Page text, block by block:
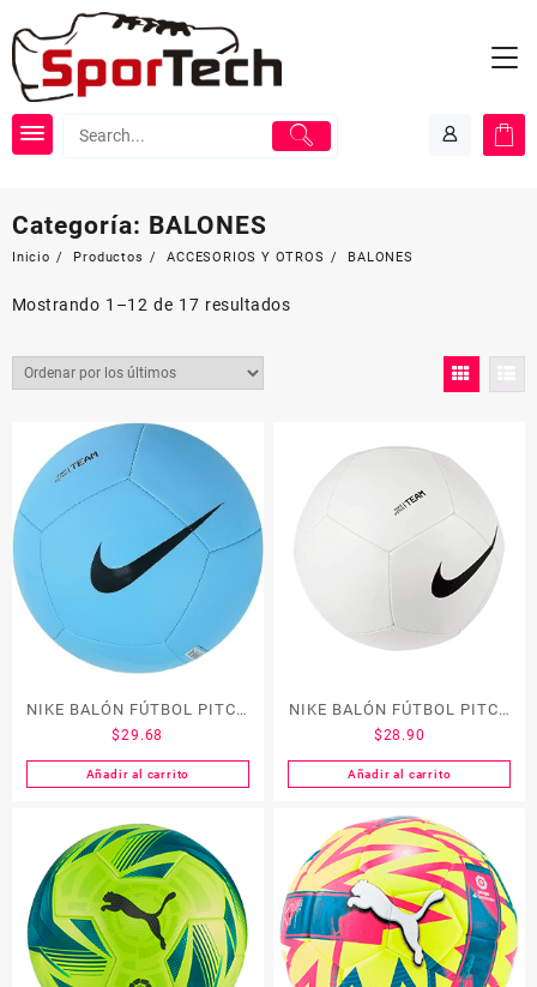
al
contenido
Categoría: BALONES
Inicio Productos ACCESORIOS Y OTROS BALONES
Mostrando 1–12 de 17 resultados
NIKE BALÓN FÚTBOL PITCH
TEAM
$29.68
Añadir al carrito
NIKE BALÓN FÚTBOL PITCH
TEAM
$28.90
Añadir al carrito